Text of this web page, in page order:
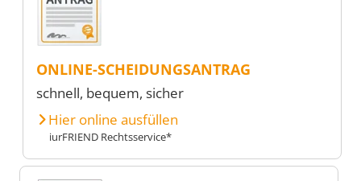
ONLINE-SCHEIDUNGSANTRAG
schnell, bequem, sicher
Hier online ausfüllen
iurFRIEND Rechtsservice*